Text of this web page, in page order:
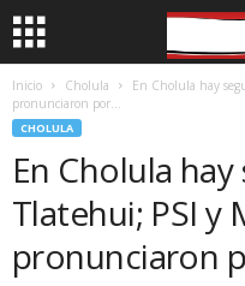
Inicio Cholula
En Cholula hay
pronunciaron por...
CHOLULA
En Cholula
Tlatehui; PSI y
pronunciaron